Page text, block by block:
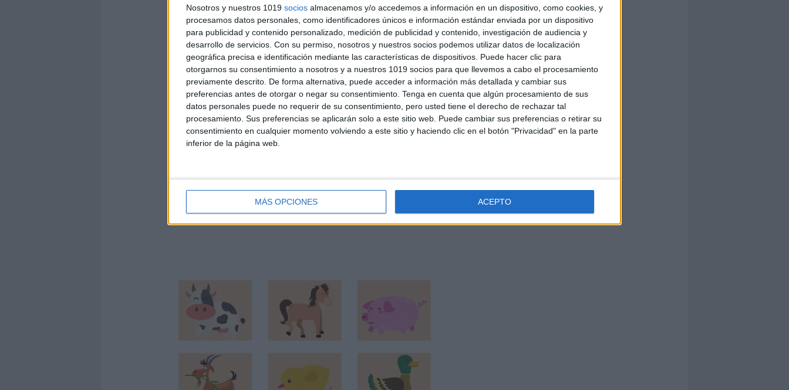
Nosotros y nuestros 1019 socios almacenamos y/o accedemos a información en un dispositivo, como cookies, y
procesamos datos personales, como identificadores únicos e información estándar enviada por un dispositivo
para publicidad y contenido personalizado, medición de publicidad y contenido, investigación de audiencia y
desarrollo de servicios. Con su permiso, nosotros y nuestros socios podemos utilizar datos de localización
geográfica precisa e identificación mediante las características de dispositivos. Puede hacer clic para
otorgarnos su consentimiento a nosotros y a nuestros 1019 socios para que llevemos a cabo el procesamiento
previamente descrito. De forma alternativa, puede acceder a información más detallada y cambiar sus
preferencias antes de otorgar o negar su consentimiento. Tenga en cuenta que algún procesamiento de sus
datos personales puede no requerir de su consentimiento, pero usted tiene el derecho de rechazar tal
procesamiento. Sus preferencias se aplicarán solo a este sitio web. Puede cambiar sus preferencias o retirar su
consentimiento en cualquier momento volviendo a este sitio y haciendo clic en el botón "Privacidad" en la parte
inferior de la página web.
MÁS OPCIONES ACEPTO